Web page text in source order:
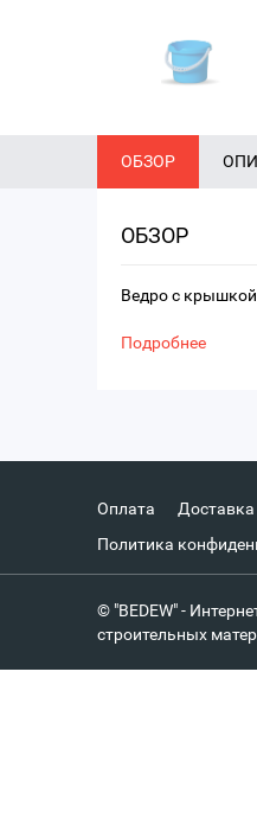
ОБЗОР
ОБЗОР
Ведро с крышкой
Подробнее
Оплата Доставка
Политика
© "BEDEW" -
строительных